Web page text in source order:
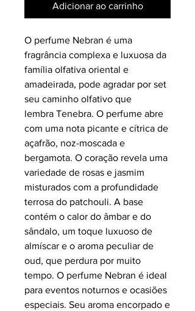
Adicionar ao carrinho
O perfume Nebran é uma
fragrância complexa e luxuosa da
família olfativa oriental e
amadeirada, pode agradar por set
seu caminho olfativo que
lembra Tenebra. O perfume abre
com uma nota picante e cítrica de
açafrão, noz-moscada e
bergamota. O coração revela uma
variedade de rosas e jasmim
misturados com a profundidade
terrosa do patchouli. A base
contém o calor do âmbar e do
sândalo, um toque luxuoso de
almíscar e o aroma peculiar de
oud, que perdura por muito
tempo. O perfume Nebran é ideal
para eventos noturnos e ocasiões
especiais. Seu aroma encorpado e